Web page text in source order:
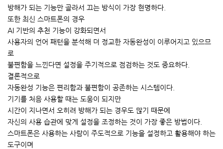
방해가 되는 기능만 골라서 끄는 방식이 가장 현명하다.
또한 최신 스마트폰의 경우
AI 기반의 추천 기능이 강화되면서
사용자의 언어 패턴을 분석해 더 정교한 자동완성이 이루어지고 있으므
로
불편함을 느낀다면 설정을 주기적으로 점검하는 것도 중요하다.
결론적으로
자동완성 기능은 편리함과 불편함이 공존하는 시스템이다.
기기를 처음 사용할 때는 도움이 되지만
시간이 지나면서 오히려 방해가 되는 경우도 많기 때문에
자신의 사용 습관에 맞게 설정을 조정하는 것이 가장 좋은 방법이다.
스마트폰은 사용하는 사람이 주도적으로 기능을 설정하고 활용해야 하는
도구이며